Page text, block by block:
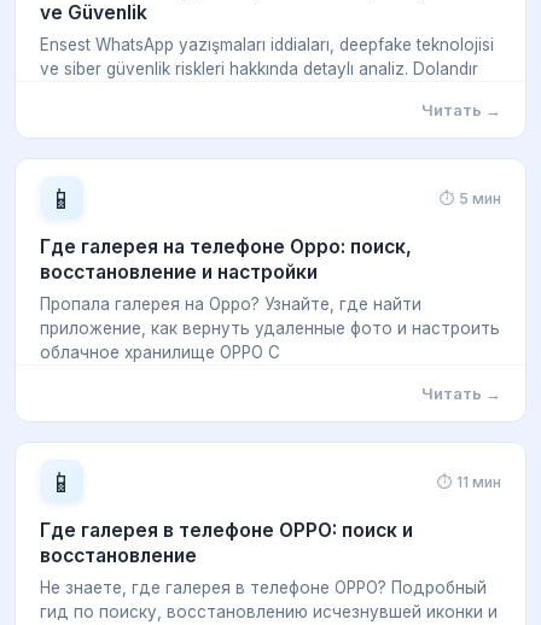
ve Güvenlik
Ensest WhatsApp yazışmaları iddiaları, deepfake teknolojisi
ve siber güvenlik riskleri hakkında detaylı analiz. Dolandır
Читать →
📱 ⏱ 5 мин
Где галерея на телефоне Oppo: поиск,
восстановление и настройки
Пропала галерея на Oppo? Узнайте, где найти
приложение, как вернуть удаленные фото и настроить
облачное хранилище OPPO C
Читать →
📱 ⏱ 11 мин
Где галерея в телефоне OPPO: поиск и
восстановление
Не знаете, где галерея в телефоне OPPO? Подробный
гид по поиску, восстановлению исчезнувшей иконки и